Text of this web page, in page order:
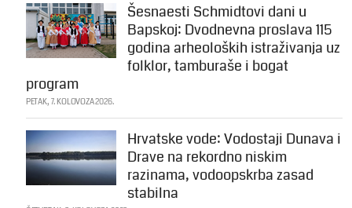
Šesnaesti Schmidtovi dani u
Bapskoj: Dvodnevna proslava 115
godina arheoloških istraživanja uz
folklor, tamburaše i bogat
program
PETAK, 7. KOLOVOZA 2026.
Hrvatske vode: Vodostaji Dunava i
Drave na rekordno niskim
razinama, vodoopskrba zasad
stabilna